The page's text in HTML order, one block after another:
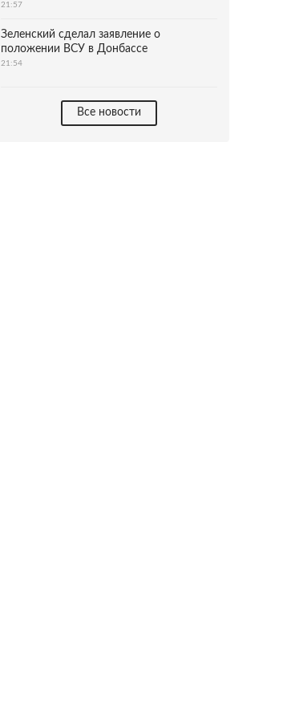
21:57
Зеленский сделал заявление о
положении ВСУ в Донбассе
21:54
Все новости